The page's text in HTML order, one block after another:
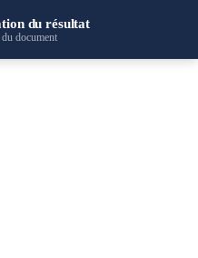
du résultat
document